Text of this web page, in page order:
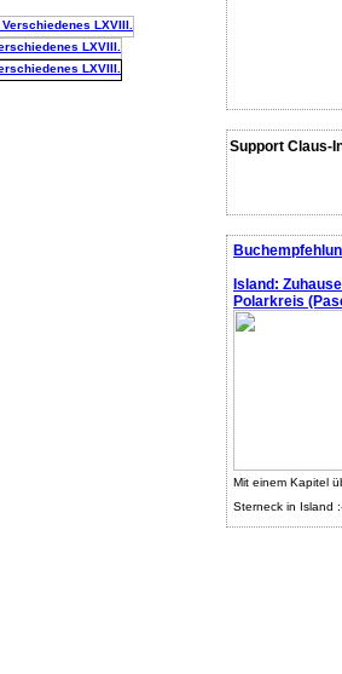
Support Claus-
Island:
Polarkreis
Mit einem Kapitel
Sterneck in Island